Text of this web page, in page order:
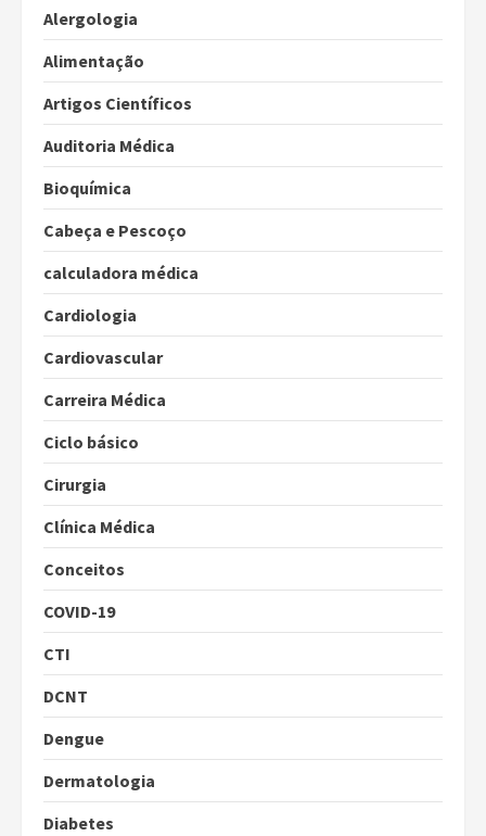
Alergologia
Alimentação
Artigos Científicos
Auditoria Médica
Bioquímica
Cabeça e Pescoço
calculadora médica
Cardiologia
Cardiovascular
Carreira Médica
Ciclo básico
Cirurgia
Clínica Médica
Conceitos
COVID-19
CTI
DCNT
Dengue
Dermatologia
Diabetes